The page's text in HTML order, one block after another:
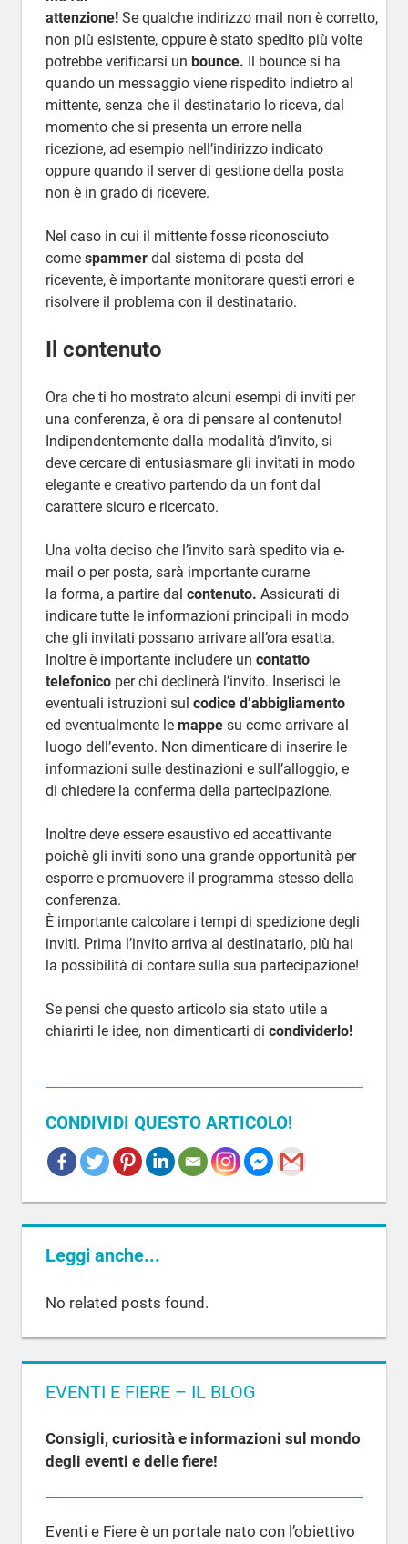
attenzione! Se qualche indirizzo mail non è corretto,
non più esistente, oppure è stato spedito più volte
potrebbe verificarsi un bounce. Il bounce si ha
quando un messaggio viene rispedito indietro al
mittente, senza che il destinatario lo riceva, dal
momento che si presenta un errore nella
ricezione, ad esempio nell’indirizzo indicato
oppure quando il server di gestione della posta
non è in grado di ricevere.
Nel caso in cui il mittente fosse riconosciuto
come spammerdal sistema di posta del
ricevente, è importante monitorare questi errori e
risolvere il problema con il destinatario.
Il contenuto
Ora che ti ho mostrato alcuni esempi di inviti per
una conferenza, è ora di pensare al contenuto!
Indipendentemente dalla modalità d’invito, si
deve cercare di entusiasmare gli invitati in modo
elegante e creativo partendo da un font dal
carattere sicuro e ricercato.
Una volta deciso che l’invito sarà spedito via e-
mail o per posta, sarà importante curarne
la forma, a partire dal contenuto. Assicurati di
indicare tutte le informazioni principali in modo
che gli invitati possano arrivare all’ora esatta.
Inoltre è importante includere un contatto
telefonicoper chi declinerà l’invito. Inserisci le
eventuali istruzioni sul codice d’abbigliamento
ed eventualmente le mappesu come arrivare al
luogo dell’evento. Non dimenticare di inserire le
informazioni sulle destinazioni e sull’alloggio, e
di chiedere la conferma della partecipazione.
Inoltre deve essere esaustivo ed accattivante
poichè gli inviti sono una grande opportunità per
esporre e promuovere il programma stesso della
conferenza.
È importante calcolare i tempi di spedizione degli
inviti. Prima l’invito arriva al destinatario, più hai
la possibilità di contare sulla sua partecipazione!
Se pensi che questo articolo sia stato utile a
chiarirti le idee, non dimenticarti di condividerlo!
CONDIVIDI QUESTO ARTICOLO!
DI
UNA
Leggi anche...
No related posts found.
EVENTI E FIERE – IL BLOG
Consigli, curiosità e informazioni sul mondo
degli eventi e delle fiere!
Eventi e Fiere è un portale nato con l’obiettivo